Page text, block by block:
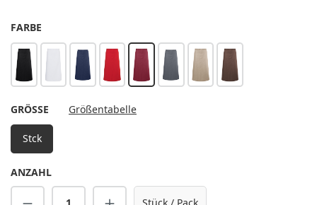
FARBE
schwarzweiß marine rot bordeauxanthrazitsand hellbraun
GRÖSSE AUSWÄHLEN
Größentabelle
Stck
ANZAHL
Produkt Anzahl: Gib den gewünschten
Stück / Pack